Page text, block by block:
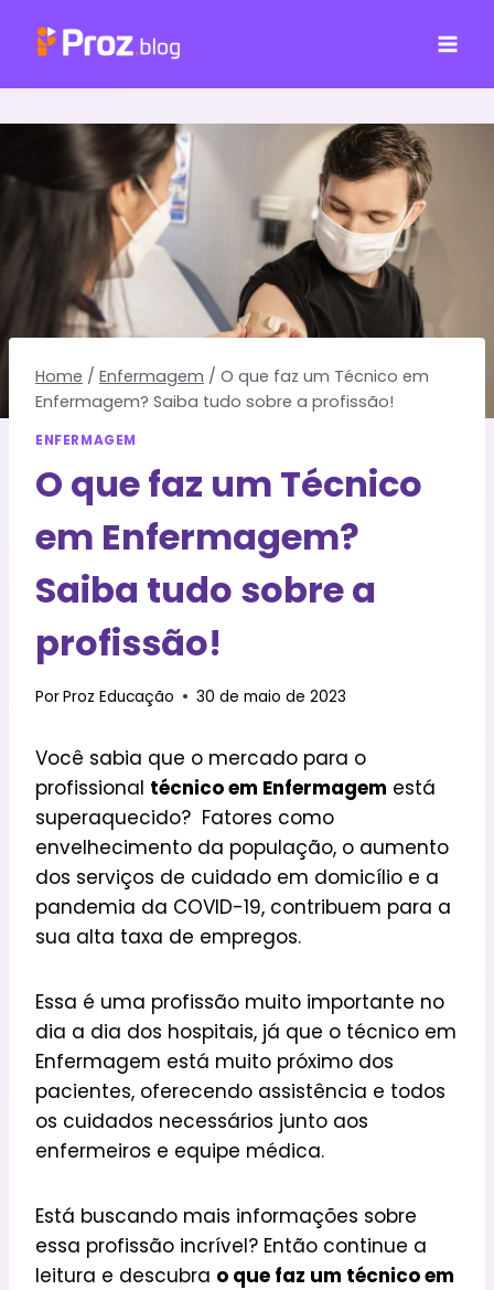
para
Home / Enfermagem / O que faz um Técnico em
Enfermagem? Saiba tudo sobre a profissão!
ENFERMAGEM
O que faz um Técnico
em Enfermagem?
Saiba tudo sobre a
profissão!
PorProz Educação 30 de maio de 2023
Você sabia que o mercado para o
profissional técnico em Enfermagem está
superaquecido? Fatores como
envelhecimento da população, o aumento
dos serviços de cuidado em domicílio e a
pandemia da COVID-19, contribuem para a
sua alta taxa de empregos.
Essa é uma profissão muito importante no
dia a dia dos hospitais, já que o técnico em
Enfermagem está muito próximo dos
pacientes, oferecendo assistência e todos
os cuidados necessários junto aos
enfermeiros e equipe médica.
Está buscando mais informações sobre
essa profissão incrível? Então continue a
leitura e descubra o que faz um técnico em